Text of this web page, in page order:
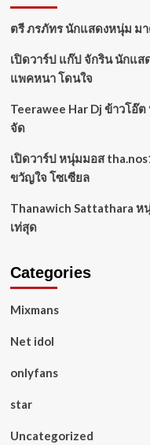
ตรี ภรภัทร นักแสดงหนุ่ม ม
เปิดวาร์ป แก๊ป จักริน นักแ
แพคหนา โดนใจ
Teerawee Har Dj ข้าวโอ๊
จัด
เปิดวาร์ป หนุ่มมอส
ขวัญใจ โซเซียล
Thanawich Sattathara ห
เท่สุด
Categories
Mixmans
Net idol
onlyfans
star
Uncategorized